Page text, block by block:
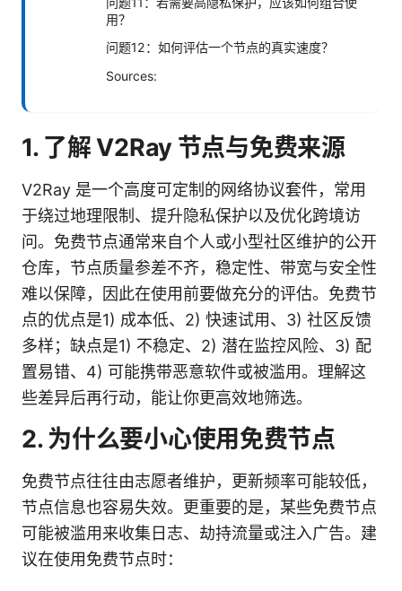
用？
问题12：如何评估一个节点的真实速度？
Sources:
1. 了解 V2Ray 节点与免费来源
V2Ray 是一个高度可定制的网络协议套件，常用
于绕过地理限制、提升隐私保护以及优化跨境访
问。免费节点通常来自个人或小型社区维护的公开
仓库，节点质量参差不齐，稳定性、带宽与安全性
难以保障，因此在使用前要做充分的评估。免费节
点的优点是1) 成本低、2) 快速试用、3) 社区反馈
多样；缺点是1) 不稳定、2) 潜在监控风险、3) 配
置易错、4) 可能携带恶意软件或被滥用。理解这
些差异后再行动，能让你更高效地筛选。
2. 为什么要小心使用免费节点
免费节点往往由志愿者维护，更新频率可能较低，
节点信息也容易失效。更重要的是，某些免费节点
可能被滥用来收集日志、劫持流量或注入广告。建
议在使用免费节点时：